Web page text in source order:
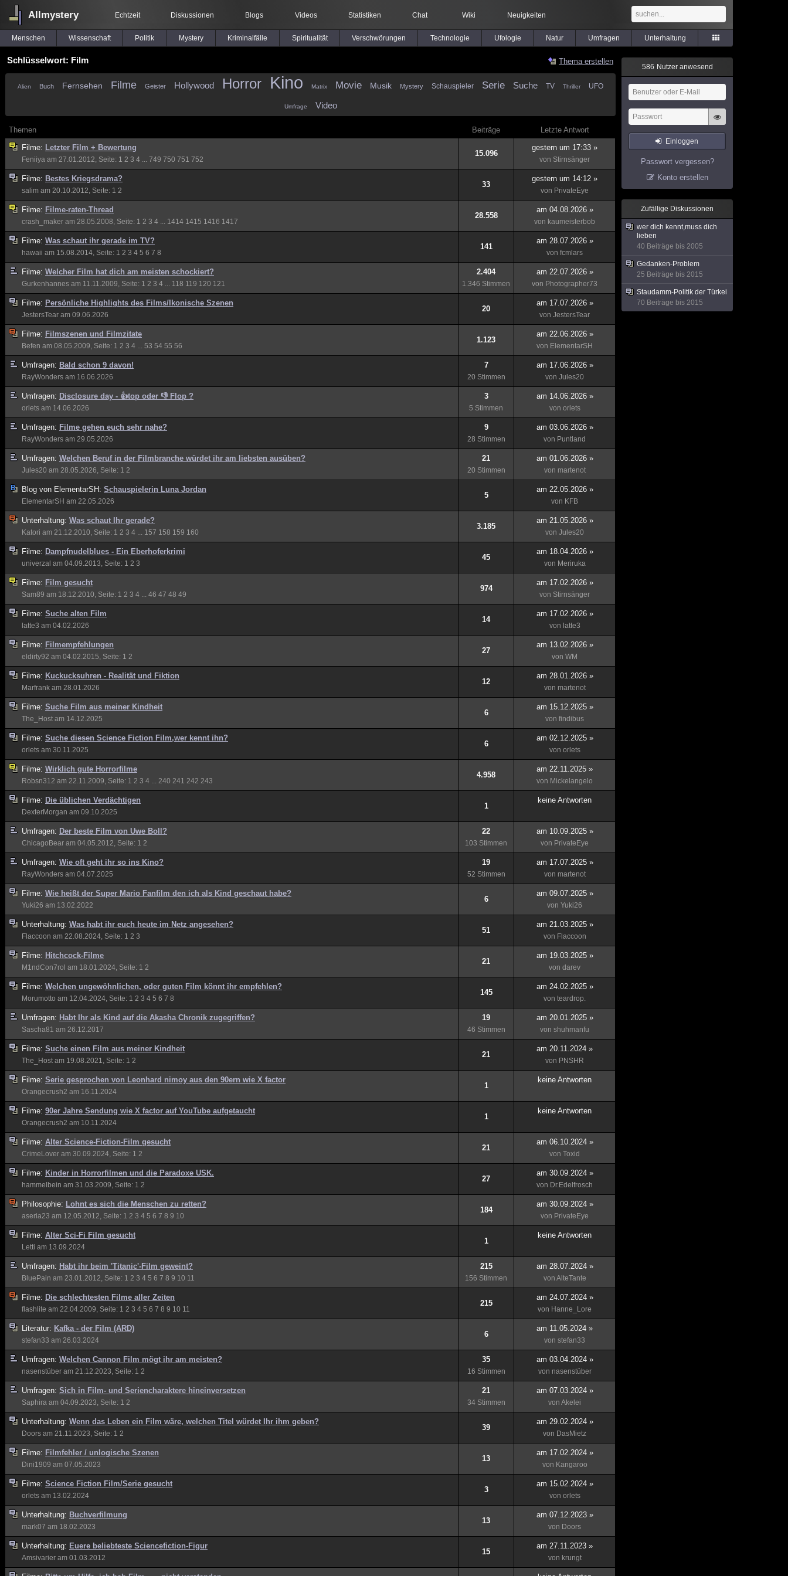
Allmystery Echtzeit Diskussionen Blogs Videos Statistiken Chat Wiki Neuigkeiten
Menschen Wissenschaft Politik Mystery Kriminalfälle Spiritualität Verschwörungen Technologie Ufologie Natur Umfragen Unterhaltung
Schlüsselwort: Film Thema erstellen
Alien Buch Fernsehen Filme Geister Hollywood Horror Kino Matrix Movie Musik Mystery Schauspieler Serie Suche TV Thriller UFO
Umfrage Video
Themen Beiträge
Letzte Antwort
Filme: Letzter Film + Bewertung
Feniiya am 27.01.2012, Seite: 1 2 3 4 749 750 751 752
15.096
gestern um 17:33 »
von Stirnsänger
Filme: Bestes Kriegsdrama?
salim am 20.10.2012, Seite: 1 2
33
gestern um 14:12 »
von PrivateEye
Filme: Filme-raten-Thread
crash_maker am 28.05.2008, Seite: 1 2 3 4 1414 1415 1416 1417
28.558
am 04.08.2026 »
von kaumeisterbob
Filme: Was schaut ihr gerade im TV?
hawaii am 15.08.2014, Seite: 1 2 3 4 5 6 7 8
141
am 28.07.2026 »
von fcmlars
Filme: Welcher Film hat dich am meisten schockiert?
Gurkenhannes am 11.11.2009, Seite: 1 2 3 4 118 119 120 121
2.404
1.346 Stimmen
am 22.07.2026 »
von Photographer73
Filme: Persönliche Highlights des Films/Ikonische Szenen
JestersTear am 09.06.2026
20
am 17.07.2026 »
von JestersTear
Filme: Filmszenen und Filmzitate
Befen am 08.05.2009, Seite: 1 2 3 4 53 54 55 56
1.123
am 22.06.2026 »
von ElementarSH
Umfragen: Bald schon 9 davon!
RayWonders am 16.06.2026
7
20 Stimmen
am 17.06.2026 »
von Jules20
Umfragen: Disclosure day - 👍top oder 👎 Flop ?
orlets am 14.06.2026
3
5 Stimmen
am 14.06.2026 »
von orlets
Umfragen: Filme gehen euch sehr nahe?
RayWonders am 29.05.2026
9
28 Stimmen
am 03.06.2026 »
von Puntland
Umfragen: Welchen Beruf in der Filmbranche würdet ihr am liebsten ausüben?
Jules20 am 28.05.2026, Seite: 1 2
21
20 Stimmen
am 01.06.2026 »
von martenot
Blog von ElementarSH: Schauspielerin Luna Jordan
ElementarSH am 22.05.2026
5
am 22.05.2026 »
von KFB
Unterhaltung: Was schaut Ihr gerade?
Katori am 21.12.2010, Seite: 1 2 3 4 157 158 159 160
3.185
am 21.05.2026 »
von Jules20
Filme: Dampfnudelblues - Ein Eberhoferkrimi
univerzal am 04.09.2013, Seite: 1 2 3
45
am 18.04.2026 »
von Meriruka
Filme: Film gesucht
Sam89 am 18.12.2010, Seite: 1 2 3 4 46 47 48 49
974
am 17.02.2026 »
von Stirnsänger
Filme: Suche alten Film
latte3 am 04.02.2026
14
am 17.02.2026 »
von latte3
Filme: Filmempfehlungen
eldirty92 am 04.02.2015, Seite: 1 2
27
am 13.02.2026 »
von WM
Filme: Kuckucksuhren - Realität und Fiktion
Marfrank am 28.01.2026
12
am 28.01.2026 »
von martenot
Filme: Suche Film aus meiner Kindheit
The_Host am 14.12.2025
6
am 15.12.2025 »
von findibus
Filme: Suche diesen Science Fiction Film,wer kennt ihn?
orlets am 30.11.2025
6
am 02.12.2025 »
von orlets
Filme: Wirklich gute Horrorfilme
Robsn312 am 22.11.2009, Seite: 1 2 3 4 240 241 242 243
4.958
am 22.11.2025 »
von Mickelangelo
Filme: Die üblichen Verdächtigen
DexterMorgan am 09.10.2025
1
keine Antworten
Umfragen: Der beste Film von Uwe Boll?
ChicagoBear am 04.05.2012, Seite: 1 2
22
103 Stimmen
am 10.09.2025 »
von PrivateEye
Umfragen: Wie oft geht ihr so ins Kino?
RayWonders am 04.07.2025
19
52 Stimmen
am 17.07.2025 »
von martenot
Filme: Wie heißt der Super Mario Fanfilm den ich als Kind geschaut habe?
Yuki26 am 13.02.2022
6
am 09.07.2025 »
von Yuki26
Unterhaltung: Was habt ihr euch heute im Netz angesehen?
Flaccoon am 22.08.2024, Seite: 1 2 3
51
am 21.03.2025 »
von Flaccoon
Filme: Hitchcock-Filme
M1ndCon7rol am 18.01.2024, Seite: 1 2
21
am 19.03.2025 »
von darev
Filme: Welchen ungewöhnlichen, oder guten Film könnt ihr empfehlen?
Morumotto am 12.04.2024, Seite: 1 2 3 4 5 6 7 8
145
am 24.02.2025 »
von teardrop.
Umfragen: Habt Ihr als Kind auf die Akasha Chronik zugegriffen?
Sascha81 am 26.12.2017
19
46 Stimmen
am 20.01.2025 »
von shuhmanfu
Filme: Suche einen Film aus meiner Kindheit
The_Host am 19.08.2021, Seite: 1 2
21
am 20.11.2024 »
von PNSHR
Filme: Serie gesprochen von Leonhard nimoy aus den 90ern wie X factor
Orangecrush2 am 16.11.2024
1
keine Antworten
Filme: 90er Jahre Sendung wie X factor auf YouTube aufgetaucht
Orangecrush2 am 10.11.2024
1
keine Antworten
Filme: Alter Science-Fiction-Film gesucht
CrimeLover am 30.09.2024, Seite: 1 2
21
am 06.10.2024 »
von Toxid
Filme: Kinder in Horrorfilmen und die Paradoxe USK.
hammelbein am 31.03.2009, Seite: 1 2
27
am 30.09.2024 »
von Dr.Edelfrosch
Philosophie: Lohnt es sich die Menschen zu retten?
aseria23 am 12.05.2012, Seite: 1 2 3 4 5 6 7 8 9 10
184
am 30.09.2024 »
von PrivateEye
Filme: Alter Sci-Fi Film gesucht
Letti am 13.09.2024
1
keine Antworten
Umfragen: Habt ihr beim 'Titanic'-Film geweint?
BluePain am 23.01.2012, Seite: 1 2 3 4 5 6 7 8 9 10 11
215
156 Stimmen
am 28.07.2024 »
von AlteTante
Filme: Die schlechtesten Filme aller Zeiten
flashlite am 22.04.2009, Seite: 1 2 3 4 5 6 7 8 9 10 11
215
am 24.07.2024 »
von Hanne_Lore
Literatur: Kafka - der Film (ARD)
stefan33 am 26.03.2024
6
am 11.05.2024 »
von stefan33
Umfragen: Welchen Cannon Film mögt ihr am meisten?
nasenstüber am 21.12.2023, Seite: 1 2
35
16 Stimmen
am 03.04.2024 »
von nasenstüber
Umfragen: Sich in Film- und Seriencharaktere hineinversetzen
Saphira am 04.09.2023, Seite: 1 2
21
34 Stimmen
am 07.03.2024 »
von Akelei
Unterhaltung: Wenn das Leben ein Film wäre, welchen Titel würdet Ihr ihm geben?
Doors am 21.11.2023, Seite: 1 2
39
am 29.02.2024 »
von DasMietz
Filme: Filmfehler / unlogische Szenen
Dini1909 am 07.05.2023
13
am 17.02.2024 »
von Kangaroo
Filme: Science Fiction Film/Serie gesucht
orlets am 13.02.2024
3
am 15.02.2024 »
von orlets
Unterhaltung: Buchverfilmung
mark07 am 18.02.2023
13
am 07.12.2023 »
von Doors
Unterhaltung: Euere beliebteste Sciencefiction-Figur
Amsivarier am 01.03.2012
15
am 27.11.2023 »
von krungt
586 Nutzer anwesend
Einloggen
Passwort vergessen?
Konto erstellen
Zufällige Diskussionen
wer dich kennt,muss dich
lieben
40 Beiträge bis 2005
Gedanken-Problem
25 Beiträge bis 2015
Staudamm-Politik der Türkei
70 Beiträge bis 2015